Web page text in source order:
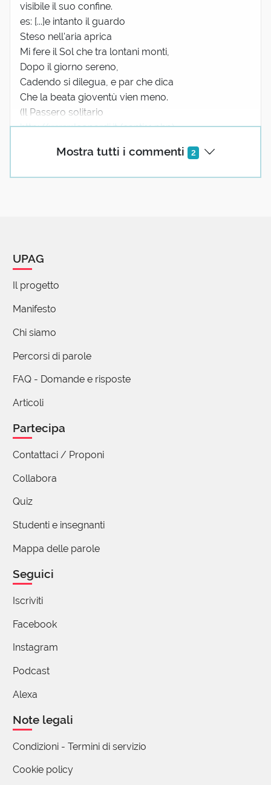
Mostra tutti i commenti 2
visibile il suo confine.
es: [...]e intanto il guardo
Steso nell'aria aprica
Mi fere il Sol che tra lontani monti,
Dopo il giorno sereno,
Cadendo si dilegua, e par che dica
Che la beata gioventù vien meno.
(Il Passero solitario
http://www.leopardi.it/canti11.php)
[....] A me...(mostra tutto)
2 reazioni
Ecco, oggi affacciata dal cimitero della chiesetta al
un panorama verdeggiante punteggiato di bianche
case e chiese e fiori d'ogni colore e specie e
UPAG
Il progetto
Manifesto
Chi siamo
Percorsi di parole
FAQ - Domande e risposte
Articoli
Partecipa
Contattaci / Proponi
Collabora
Quiz
Studenti e insegnanti
Mappa delle parole
Seguici
Iscriviti
Facebook
Instagram
Podcast
Alexa
Note legali
Condizioni - Termini di servizio
Cookie policy